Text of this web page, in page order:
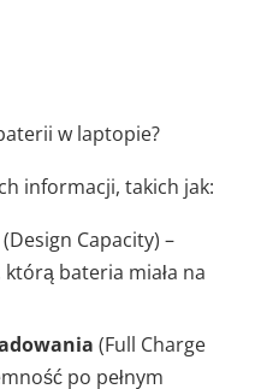
w laptopie?
informacji, takich jak:
(Design Capacity) –
bateria miała na
(Full Charge
po pełnym